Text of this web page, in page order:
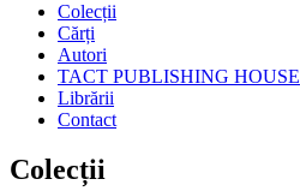
Colecții
Cărți
Autori
TACT PUBLISHING HOUSE
Librării
Contact
Colecții